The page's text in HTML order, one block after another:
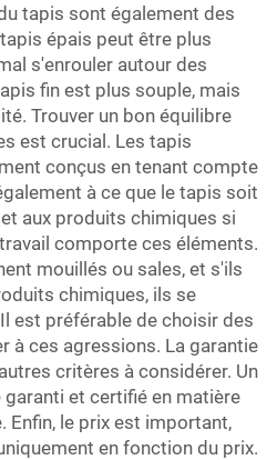
tapis sont également des
épais peut être plus
s'enrouler autour des
fin est plus souple, mais
Trouver un bon équilibre
est crucial. Les tapis
conçus en tenant compte
à ce que le tapis soit
aux produits chimiques si
comporte ces éléments.
mouillés ou sales, et s'ils
chimiques, ils se
est préférable de choisir des
à ces agressions. La garantie
critères à considérer. Un
et certifié en matière
Enfin, le prix est important,
en fonction du prix.